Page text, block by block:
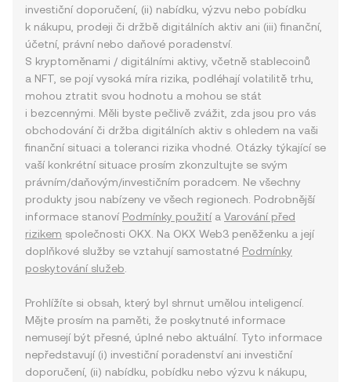
investiční doporučení, (ii) nabídku, výzvu nebo pobídku
k nákupu, prodeji či držbě digitálních aktiv ani (iii) finanční,
účetní, právní nebo daňové poradenství.
S kryptoměnami / digitálními aktivy, včetně stablecoinů
a NFT, se pojí vysoká míra rizika, podléhají volatilitě trhu,
mohou ztratit svou hodnotu a mohou se stát
i bezcennými. Měli byste pečlivě zvážit, zda jsou pro vás
obchodování či držba digitálních aktiv s ohledem na vaši
finanční situaci a toleranci rizika vhodné. Otázky týkající se
vaší konkrétní situace prosím zkonzultujte se svým
právním/daňovým/investičním poradcem. Ne všechny
produkty jsou nabízeny ve všech regionech. Podrobnější
informace stanoví Podmínky použitía Varování před
rizikem společnosti OKX. Na OKX Web3 peněženku a její
doplňkové služby se vztahují samostatné Podmínky
poskytování služeb
Prohlížíte si obsah, který byl shrnut umělou inteligencí.
Mějte prosím na paměti, že poskytnuté informace
nemusejí být přesné, úplné nebo aktuální. Tyto informace
nepředstavují (i) investiční poradenství ani investiční
doporučení, (ii) nabídku, pobídku nebo výzvu k nákupu,